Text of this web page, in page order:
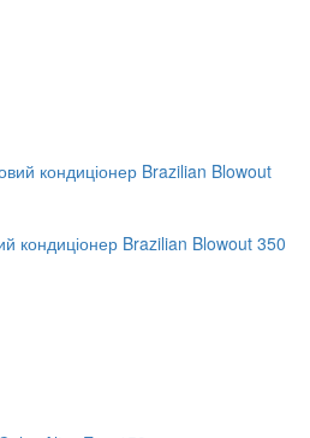
кондиціонер Brazilian Blowout 350